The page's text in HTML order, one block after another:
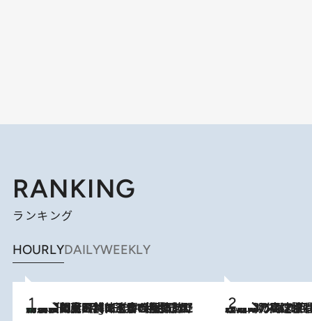
RANKING
ランキング
HOURLYDAILYWEEKLY
10 Hours Ago
「最後に見られてよかった」上野動物園の東園パンダ舎が解体前に特別公開。8月16日まで延長されたパネル展と共に辿る“半世紀”のパンダ飼育《解体工事の図面あり》 2026.8.7
「湘南乃風に憧れて」観客大盛上がりの“タオル回し”に、ラッパー顔負けの高速歌唱まで…さだまさし（74）のアグレッシブすぎる現在地